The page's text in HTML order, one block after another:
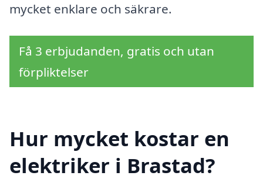
mycket enklare och säkrare.
Få 3 erbjudanden, gratis och utan
förpliktelser
Hur mycket kostar en
elektriker i Brastad?